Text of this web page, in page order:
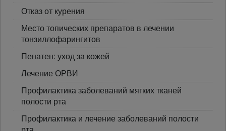
Отказ от курения
Место топических препаратов в лечении
тонзиллофарингитов
Пенатен: уход за кожей
Лечение ОРВИ
Профилактика заболеваний мягких тканей
полости рта
Профилактика и лечение заболеваний полости